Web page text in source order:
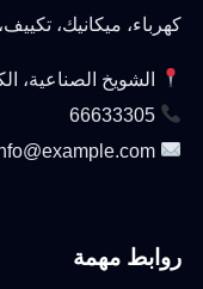
كهرباء، ميكانيك،
الشويخ الصناعية،
66633305
info@example.com
روابط مهمة